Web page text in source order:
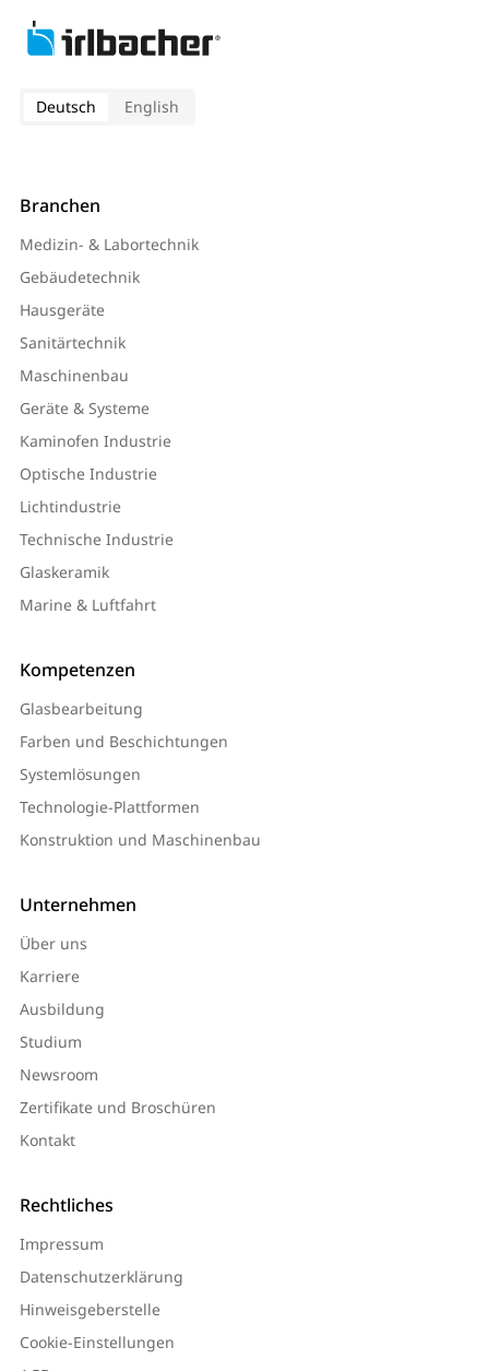
Deutsch English
Branchen
Medizin- & Labortechnik
Gebäudetechnik
Hausgeräte
Sanitärtechnik
Maschinenbau
Geräte & Systeme
Kaminofen Industrie
Optische Industrie
Lichtindustrie
Technische Industrie
Glaskeramik
Marine & Luftfahrt
Kompetenzen
Glasbearbeitung
Farben und Beschichtungen
Systemlösungen
Technologie-Plattformen
Konstruktion und Maschinenbau
Unternehmen
Über uns
Karriere
Ausbildung
Studium
Newsroom
Zertifikate und Broschüren
Kontakt
Rechtliches
Impressum
Datenschutzerklärung
Hinweisgeberstelle
Cookie-Einstellungen